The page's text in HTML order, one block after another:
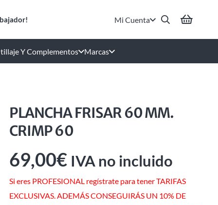
Mi Cuenta
Y Complementos Marcas
PLANCHA FRISAR 60 MM.
CRIMP 60
69,00€ IVA no incluido
Si eres PROFESIONAL regístrate para tener TARIFAS
EXCLUSIVAS. ADEMÁS CONSEGUIRÁS UN 10% DE